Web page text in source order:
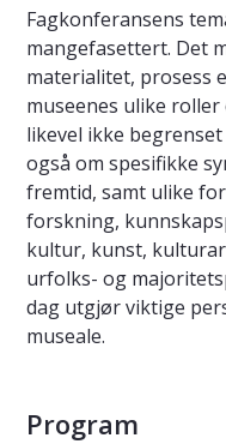
Fagkonferansens
mangefasettert. Det
materialitet, prosess
museenes ulike
likevel ikke
også om spesifikke
fremtid, samt ulike
forskning,
kultur, kunst,
urfolks- og
dag utgjør viktige
museale.
Program